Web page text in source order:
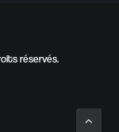
réservés.